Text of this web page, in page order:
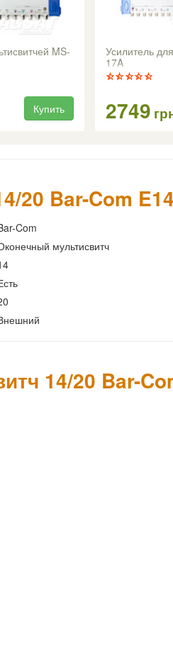
MS-
Купить
Усилитель
17A
2749
20 Bar-Com
Com
мультисвитч
14/20 Bar-